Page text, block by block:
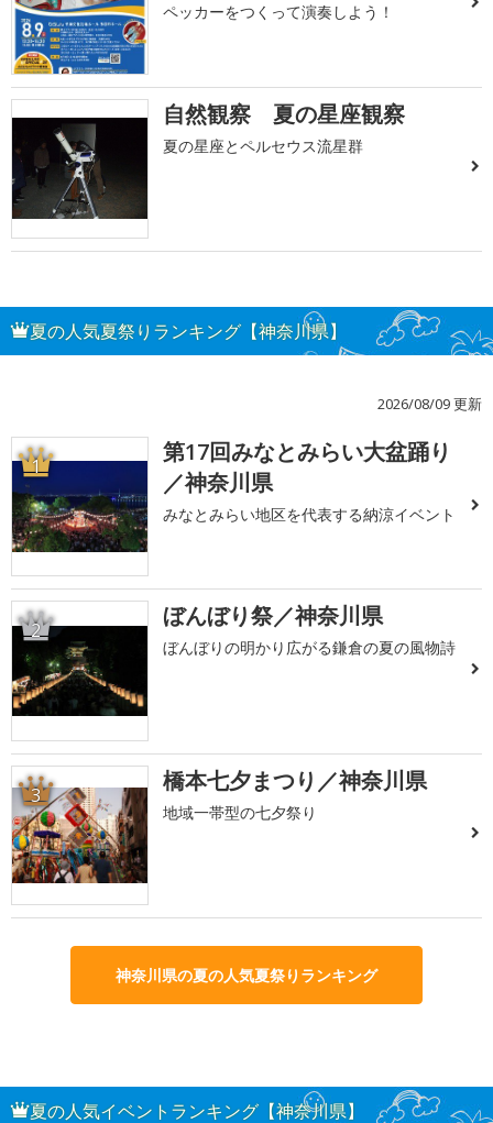
ペッカーをつくって演奏しよう！
自然観察 夏の星座観察
夏の星座とペルセウス流星群
夏の人気夏祭りランキング【神奈川県】
2026/08/09 更新
1
第17回みなとみらい大盆踊り
／神奈川県
みなとみらい地区を代表する納涼イベント
2 ぼんぼり祭／神奈川県
ぼんぼりの明かり広がる鎌倉の夏の風物詩
3 橋本七夕まつり／神奈川県
地域一帯型の七夕祭り
神奈川県の夏の人気夏祭りランキング
夏の人気イベントランキング【神奈川県】